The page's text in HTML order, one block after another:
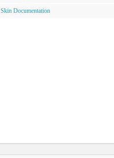
Skin Documentation